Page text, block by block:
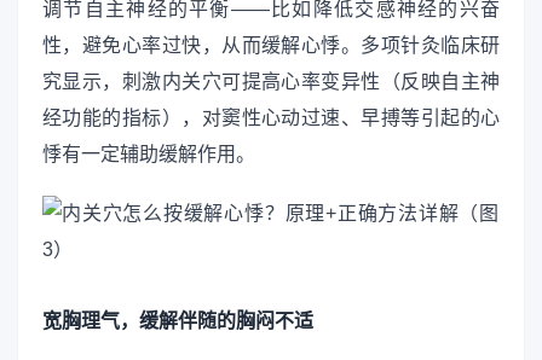
调节自主神经的平衡——比如降低交感神经的兴奋
性，避免心率过快，从而缓解心悸。多项针灸临床研
究显示，刺激内关穴可提高心率变异性（反映自主神
经功能的指标），对窦性心动过速、早搏等引起的心
悸有一定辅助缓解作用。
宽胸理气，缓解伴随的胸闷不适